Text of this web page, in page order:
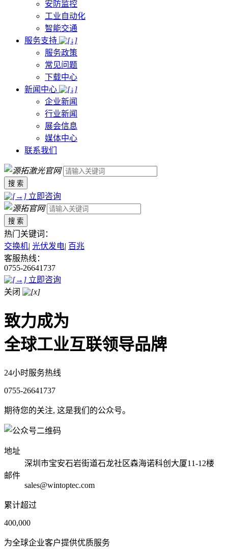
安防监控
工业自动化
智能交通
服务支持
服务政策
常见问题
下载中心
新闻中心
企业新闻
行业新闻
展会信息
媒体中心
联系我们
搜 索
立即咨询
搜 索
热门关键词：
交换机| 光伏发电| 百兆
客服热线：
0755-26641737
立即咨询
关闭
致力成为
全球工业互联领导品牌
24小时服务热线
0755-26641737
期待您的关注, 这是我们的公众号。
地址
深圳市宝安石岩街道石龙社区森海诺科创大厦11-12楼
邮件
sales@wintoptec.com
累计超过
400,000
为全球企业客户提供优质服务